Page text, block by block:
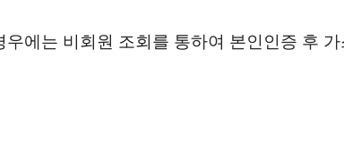
에는 비회원 조회를 통하여 본인인증 후